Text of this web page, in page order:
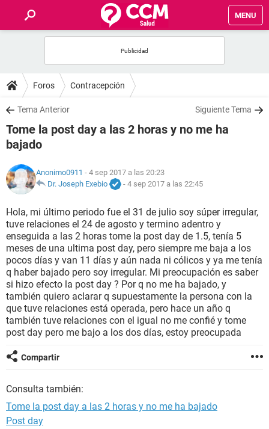
MENU
FOROS
SALUD
FAMILIA
NUTRICIÓN
SEXUALIDAD
GLOSARIO
Foros Contracepción
Tema Anterior Siguiente Tema
Tome la post day a las 2 horas y no me ha
bajado
Anonimo0911 - 4 sep 2017 a las 20:23
Dr. Joseph Exebio
- 4 sep 2017 a las 22:45
Hola, mi último periodo fue el 31 de julio soy súper irregular,
tuve relaciones el 24 de agosto y termino adentro y
enseguida a las 2 horas tome la post day de 1.5, tenía 5
meses de una ultima post day, pero siempre me baja a los
pocos días y van 11 días y aún nada ni cólicos y ya me tenía
q haber bajado pero soy irregular. Mi preocupación es saber
si hizo efecto la post day ? Por q no me ha bajado, y
también quiero aclarar q supuestamente la persona con la
que tuve relaciones está operada, pero hace un año q
también tuve relaciones con el igual no me confié y tome
post day pero me bajo a los dos días, estoy preocupada
Compartir
Consulta también:
Tome la post day a las 2 horas y no me ha bajado
Post day